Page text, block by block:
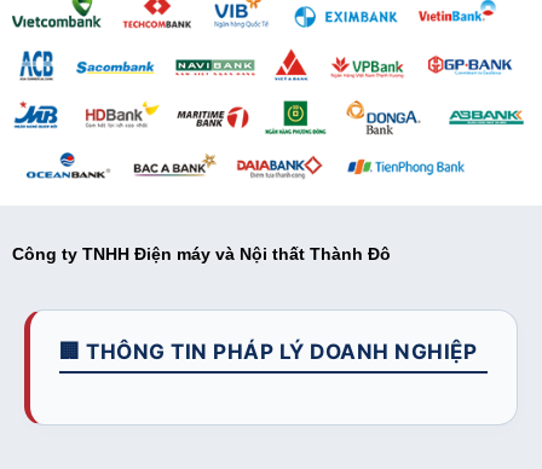
Công ty TNHH Điện máy và Nội thất Thành Đô
🏢 THÔNG TIN PHÁP LÝ DOANH NGHIỆP